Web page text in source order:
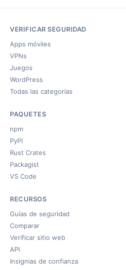
VERIFICAR SEGURIDAD
Apps móviles
VPNs
Juegos
WordPress
Todas las categorías
PAQUETES
npm
PyPI
Rust Crates
Packagist
VS Code
RECURSOS
Guías de seguridad
Comparar
Verificar sitio web
API
Insignias de confianza